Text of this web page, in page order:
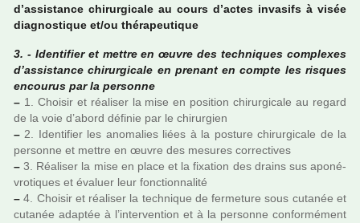
d’assis­tance chi­rur­gi­cale au cours d’actes inva­sifs à visée
diag­nos­ti­que et/ou thé­ra­peu­ti­que
3. - Identifier et mettre en œuvre des tech­ni­ques com­plexes
d’assis­tance chi­rur­gi­cale en pre­nant en compte les ris­ques
encou­rus par la per­sonne
– 1. Choisir et réa­li­ser la mise en posi­tion chi­rur­gi­cale au regard
de la voie d’abord défi­nie par le chi­rur­gien
– 2. Identifier les ano­ma­lies liées à la pos­ture chi­rur­gi­cale de la
per­sonne et mettre en œuvre des mesu­res cor­rec­ti­ves
– 3. Réaliser la mise en place et la fixa­tion des drains sus apo­né­
vro­ti­ques et évaluer leur fonc­tion­na­lité
– 4. Choisir et réa­li­ser la tech­ni­que de fer­me­ture sous cuta­née et
cuta­née adap­tée à l’inter­ven­tion et à la per­sonne confor­mé­ment